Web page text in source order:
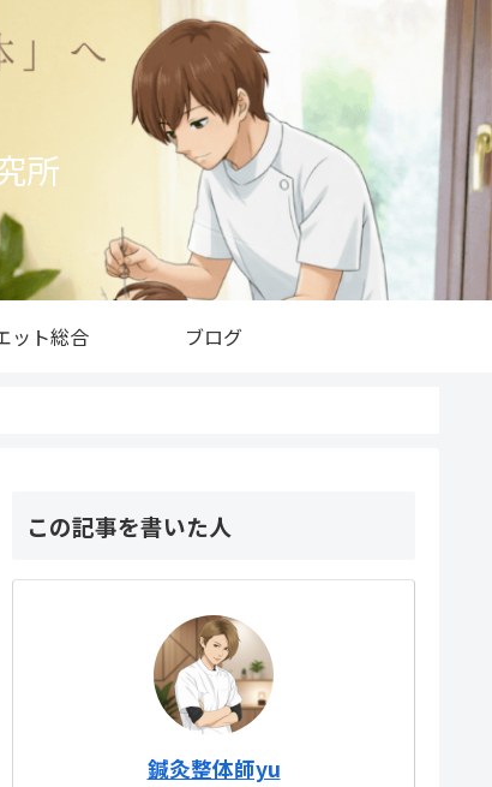
所
ット総合 ブログ
この記事を書いた人
鍼灸整体師yu